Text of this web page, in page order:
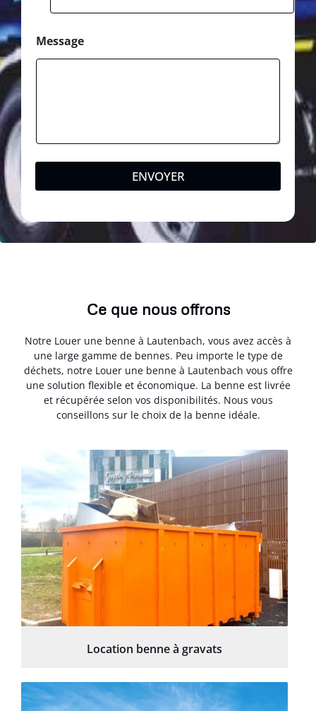
Message
ENVOYER
Ce que nous offrons
Notre Louer une benne à Lautenbach, vous avez accès à
une large gamme de bennes. Peu importe le type de
déchets, notre Louer une benne à Lautenbach vous offre
une solution flexible et économique. La benne est livrée
et récupérée selon vos disponibilités. Nous vous
conseillons sur le choix de la benne idéale.
Location benne à gravats